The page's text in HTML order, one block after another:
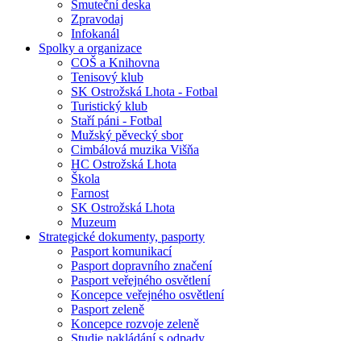
Smuteční deska
Zpravodaj
Infokanál
Spolky a organizace
COŠ a Knihovna
Tenisový klub
SK Ostrožská Lhota - Fotbal
Turistický klub
Staří páni - Fotbal
Mužský pěvecký sbor
Cimbálová muzika Višňa
HC Ostrožská Lhota
Škola
Farnost
SK Ostrožská Lhota
Muzeum
Strategické dokumenty, pasporty
Pasport komunikací
Pasport dopravního značení
Pasport veřejného osvětlení
Koncepce veřejného osvětlení
Pasport zeleně
Koncepce rozvoje zeleně
Studie nakládání s odpady